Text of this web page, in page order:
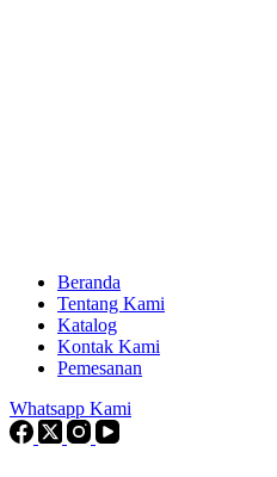
Beranda
Tentang Kami
Katalog
Kontak Kami
Pemesanan
Whatsapp Kami